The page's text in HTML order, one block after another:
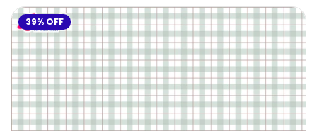
39% OFF